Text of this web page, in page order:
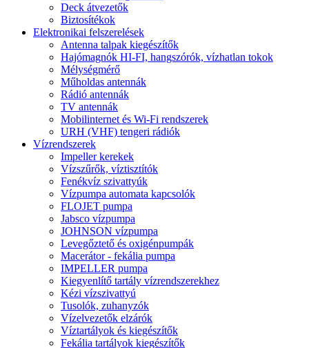
Deck átvezetők
Biztosítékok
Elektronikai felszerelések
Antenna talpak kiegészítők
Hajómagnók HI-FI, hangszórók, vízhatlan tokok
Mélységmérő
Műholdas antennák
Rádió antennák
TV antennák
Mobilinternet és Wi-Fi rendszerek
URH (VHF) tengeri rádiók
Vízrendszerek
Impeller kerekek
Vízszűrők, víztisztítók
Fenékvíz szivattyúk
Vízpumpa automata kapcsolók
FLOJET pumpa
Jabsco vízpumpa
JOHNSON vízpumpa
Levegőztető és oxigénpumpák
Macerátor - fekália pumpa
IMPELLER pumpa
Kiegyenlítő tartály vízrendszerekhez
Kézi vízszivattyú
Tusolók, zuhanyzók
Vízelvezetők elzárók
Víztartályok és kiegészítők
Fekália tartályok kiegészítők